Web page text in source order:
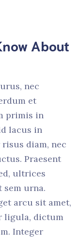
About
nec
et
primis in
lacus in
diam, nec
Praesent
ultrices
sem urna.
arcu sit amet,
ligula, dictum
Integer